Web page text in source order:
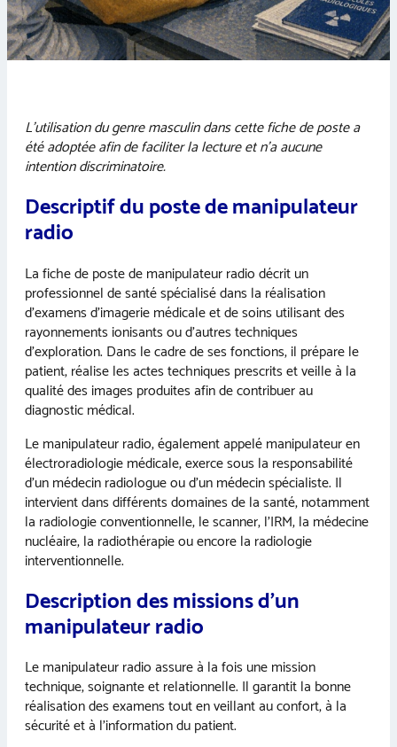
L’utilisation du genre masculin dans cette fiche de poste a
été adoptée afin de faciliter la lecture et n’a aucune
intention discriminatoire.
Descriptif du poste de manipulateur
radio
La fiche de poste de manipulateur radio décrit un
professionnel de santé spécialisé dans la réalisation
d’examens d’imagerie médicale et de soins utilisant des
rayonnements ionisants ou d’autres techniques
d’exploration. Dans le cadre de ses fonctions, il prépare le
patient, réalise les actes techniques prescrits et veille à la
qualité des images produites afin de contribuer au
diagnostic médical.
Le manipulateur radio, également appelé manipulateur en
électroradiologie médicale, exerce sous la responsabilité
d’un médecin radiologue ou d’un médecin spécialiste. Il
intervient dans différents domaines de la santé, notamment
la radiologie conventionnelle, le scanner, l’IRM, la médecine
nucléaire, la radiothérapie ou encore la radiologie
interventionnelle.
Description des missions d’un
manipulateur radio
Le manipulateur radio assure à la fois une mission
technique, soignante et relationnelle. Il garantit la bonne
réalisation des examens tout en veillant au confort, à la
sécurité et à l’information du patient.